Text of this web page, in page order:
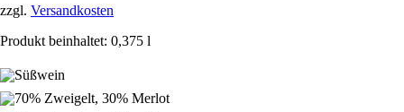
zzgl. Versandkosten
Produkt beinhaltet: 0,375 l
Süßwein
70% Zweigelt, 30% Merlot